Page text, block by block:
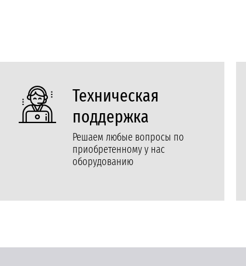
Техническая
поддержка
Решаем любые вопросы по
приобретенному у нас
оборудованию